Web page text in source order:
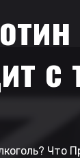
с
Что